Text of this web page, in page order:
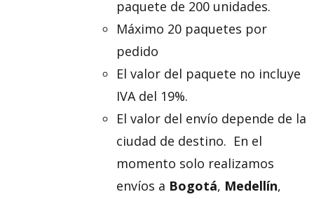
paquete de 200 unidades.
Máximo 20 paquetes por
pedido
El valor del paquete no incluye
IVA del 19%.
El valor del envío depende de la
ciudad de destino. En el
momento solo realizamos
envíos a Bogotá, Medellín,